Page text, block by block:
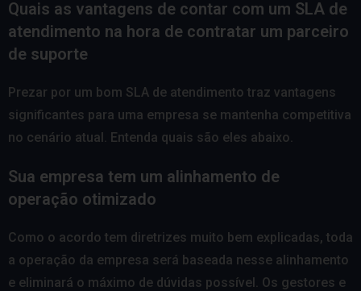
Quais as vantagens de contar com um SLA de
atendimento na hora de contratar um parceiro
de suporte
Prezar por um bom SLA de atendimento traz vantagens
significantes para uma empresa se mantenha competitiva
no cenário atual. Entenda quais são eles abaixo.
Sua empresa tem um alinhamento de
operação otimizado
Como o acordo tem diretrizes muito bem explicadas, toda
a operação da empresa será baseada nesse alinhamento
e eliminará o máximo de dúvidas possível. Os gestores e